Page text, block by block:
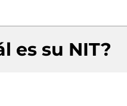
es su NIT?